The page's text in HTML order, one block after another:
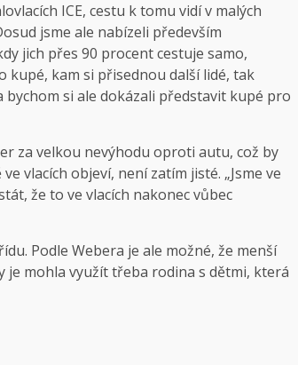
ICE, cestu k tomu vidí v malých
jsme ale nabízeli především
jich přes 90 procent cestuje samo,
kupé, kam si přisednou další lidé, tak
si ale dokázali představit kupé pro
za velkou nevýhodu oproti autu, což by
vlacích objeví, není zatím jisté. „Jsme ve
že to ve vlacích nakonec vůbec
Podle Webera je ale možné, že menší
je mohla využít třeba rodina s dětmi, která